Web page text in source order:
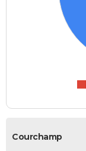
Courchamp